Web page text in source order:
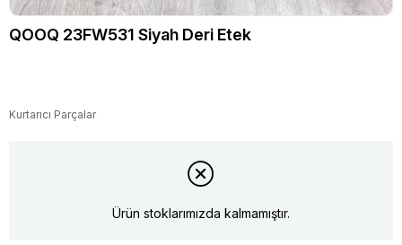
QOOQ 23FW531 Siyah Deri Etek
Kurtarıcı Parçalar
Ürün stoklarımızda kalmamıştır.